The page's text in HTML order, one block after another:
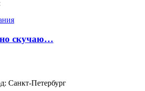
скучаю…
Санкт-Петербург